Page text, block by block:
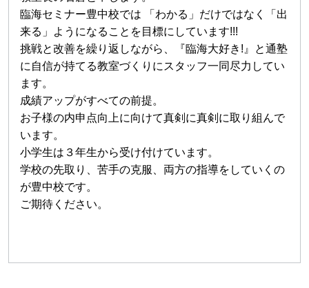
臨海セミナー豊中校では 「わかる」だけではなく「出
来る」ようになることを目標にしています!!!
挑戦と改善を繰り返しながら、『臨海大好き!』と通塾
に自信が持てる教室づくりにスタッフ一同尽力してい
ます。
成績アップがすべての前提。
お子様の内申点向上に向けて真剣に真剣に取り組んで
います。
小学生は３年生から受け付けています。
学校の先取り、苦手の克服、両方の指導をしていくの
が豊中校です。
ご期待ください。